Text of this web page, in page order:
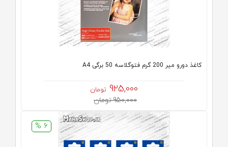
کاغذ دورو میر 200 گرم فتوگلاسه 50 برگی A4
925,000 تومان
950,000 تومان
6 %